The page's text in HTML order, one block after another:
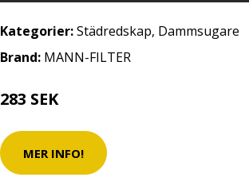
Kategorier:Städredskap, Dammsugare
Brand: MANN-FILTER
283 SEK
MER INFO!